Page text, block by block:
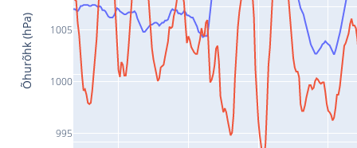
995
1000
1005
Õhurõhk (hPa)